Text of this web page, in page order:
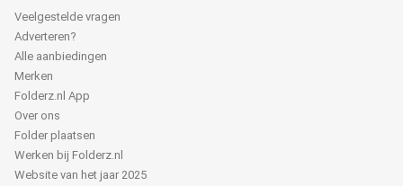
Veelgestelde vragen
Adverteren?
Alle aanbiedingen
Merken
Folderz.nl App
Over ons
Folder plaatsen
Werken bij Folderz.nl
Website van het jaar 2025